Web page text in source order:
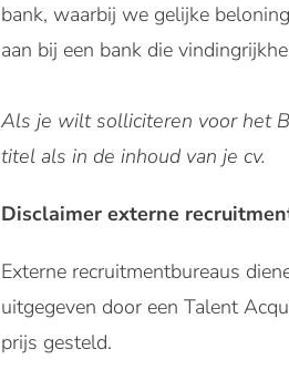
bank, waarbij we gelijke
aan bij een bank die
Als je wilt solliciteren voor het
titel als in de inhoud van je cv.
Disclaimer externe
Externe recruitmentbureaus
uitgegeven door een Talent
prijs gesteld.